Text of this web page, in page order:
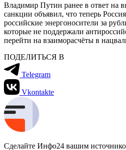
Владимир Путин ранее в ответ на
санкции объявил, что теперь
российские энергоносители за
которые не поддержали
перейти на взаиморасчёты в
ПОДЕЛИТЬСЯ В
Telegram
Vkontakte
Сделайте Инфо24 вашим